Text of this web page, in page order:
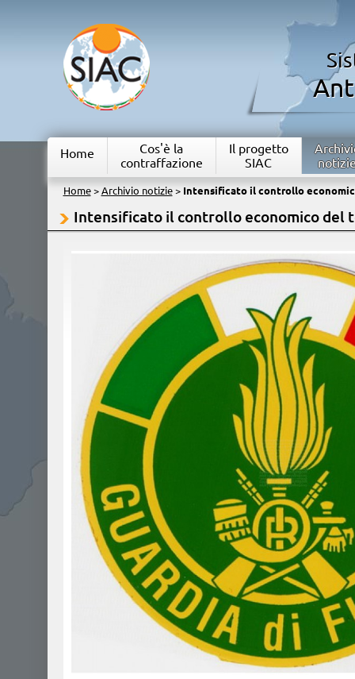
Home
Cos'è la
contraffazione
Il progetto
SIAC
Home> Archivio notizie> Intensificato il controllo
Intensificato il controllo economico del